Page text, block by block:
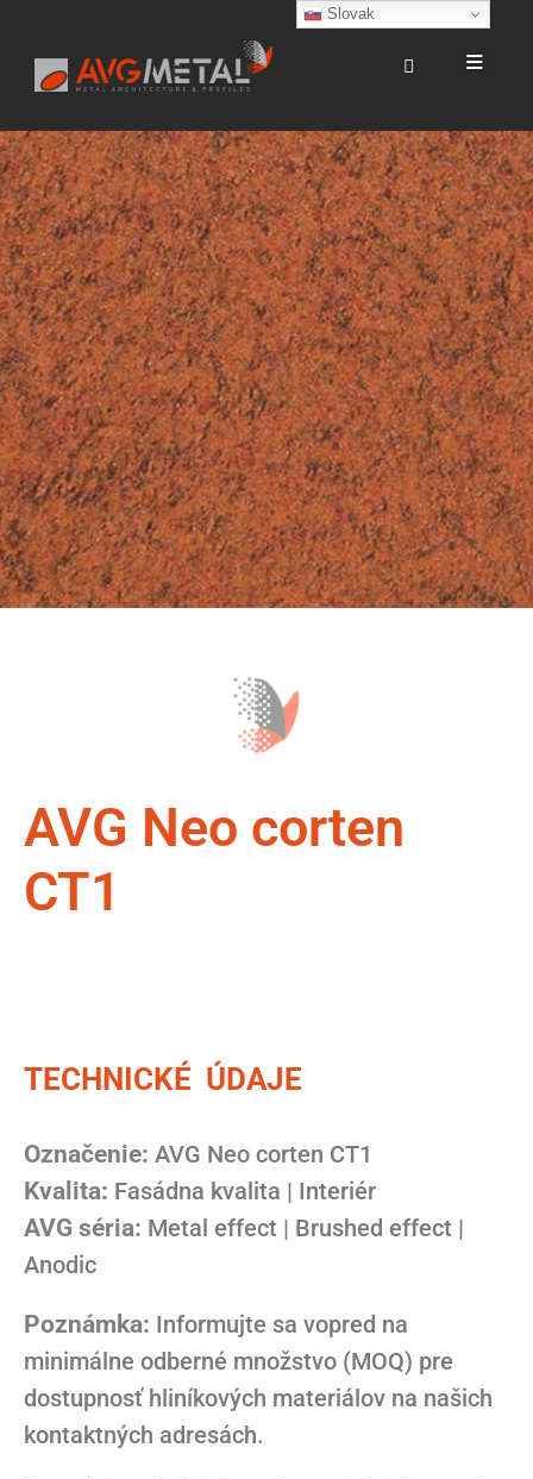
AVG Neo corten
CT1
TECHNICKÉ ÚDAJE
Označenie: AVG Neo corten CT1
Kvalita: Fasádna kvalita | Interiér
AVG séria: Metal effect | Brushed effect |
Anodic
Poznámka: Informujte sa vopred na
minimálne odberné množstvo (MOQ) pre
dostupnosť hliníkových materiálov na našich
kontaktných adresách.
Slovak